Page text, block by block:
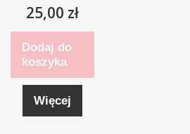
25,00 zł
Dodaj do
koszyka
Więcej